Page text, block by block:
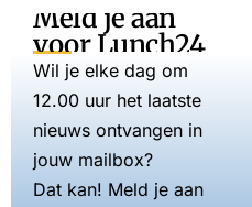
Meld je aan
voor Lunch24
Wil je elke dag om
12.00 uur het laatste
nieuws ontvangen in
jouw mailbox?
Dat kan! Meld je aan